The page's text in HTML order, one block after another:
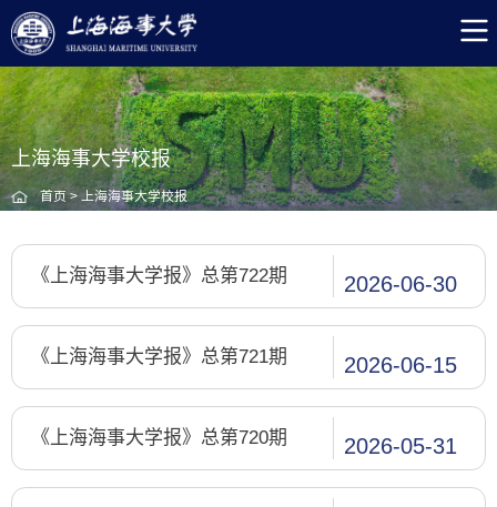
上海海事大学校报
首页>上海海事大学校报
2026-06-30
《上海海事大学报》总第722期
2026-06-15
《上海海事大学报》总第721期
2026-05-31
《上海海事大学报》总第720期